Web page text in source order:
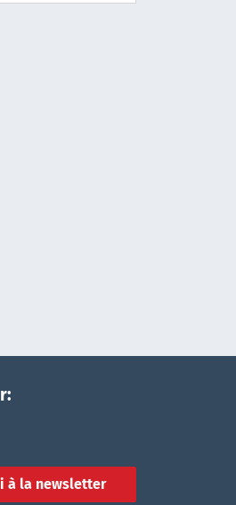
à la newsletter